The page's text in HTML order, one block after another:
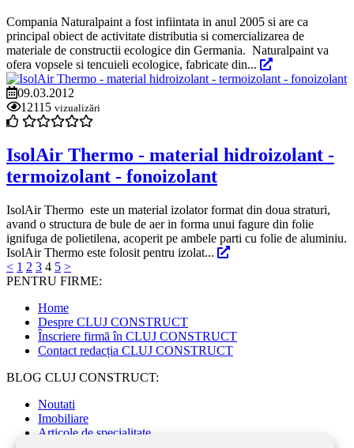
Compania Naturalpaint a fost infiintata in anul 2005 si are ca
principal obiect de activitate distributia si comercializarea de
materiale de constructii ecologice din Germania. Naturalpaint va
ofera vopsele si tencuieli ecologice, fabricate din...
09.03.2012
12115 vizualizări
IsolAir Thermo - material hidroizolant -
termoizolant - fonoizolant
IsolAir Thermo este un material izolator format din doua straturi,
avand o structura de bule de aer in forma unui fagure din folie
ignifuga de polietilena, acoperit pe ambele parti cu folie de aluminiu.
IsolAir Thermo este folosit pentru izolat...
< 1 2 3 4 5 >
PENTRU FIRME:
Home
Despre CLUJ CONSTRUCT
Înscriere firmă în CLUJ CONSTRUCT
Contact redacția CLUJ CONSTRUCT
BLOG CLUJ CONSTRUCT:
Noutati
Imobiliare
Articole de specialitate